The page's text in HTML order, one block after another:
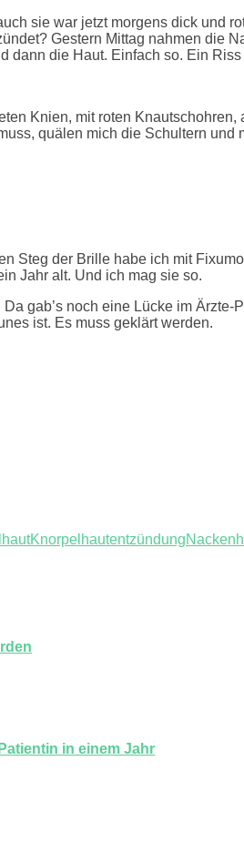
sie war jetzt morgens dick und
Gestern Mittag nahmen die
dann die Haut. Einfach so. Ein
Knien, mit roten
quälen mich die Schultern
Steg der Brille habe ich mit
Jahr alt. Und ich mag sie so.
gab’s noch eine Lücke im
ist. Es muss geklärt werden.
Knorpelhautentzündung
in einem Jahr